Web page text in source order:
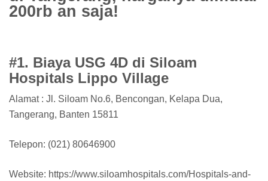
200rb an saja!
#1. Biaya USG 4D di Siloam
Hospitals Lippo Village
Alamat : Jl. Siloam No.6, Bencongan, Kelapa Dua,
Tangerang, Banten 15811
Telepon: (021) 80646900
Website: https://www.siloamhospitals.com/Hospitals-and-